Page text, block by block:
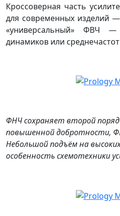
Кроссоверная часть
для современных изделий
«универсальный» ФВЧ —
динамиков или
ФНЧ сохраняет второй
повышенной добротности,
Небольшой подъём на
особенность схемотехники